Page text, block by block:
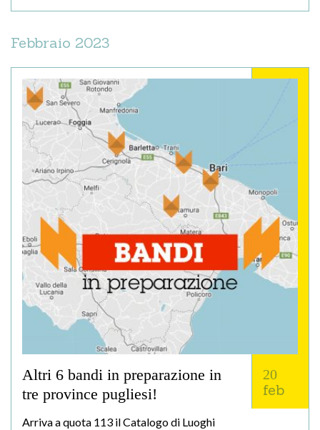
Febbraio 2023
20
feb
Altri 6 bandi in preparazione in
tre province pugliesi!
Arriva a quota 113 il Catalogo di Luoghi